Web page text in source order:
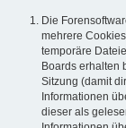
Die
mehrere
temporäre
Boards erhalten
Sitzung (damit
Informationen
dieser als